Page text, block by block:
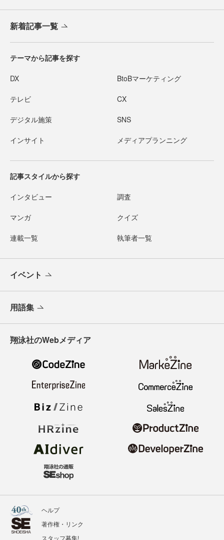
新着記事一覧
テーマから記事を探す
DX BtoBマーケティング
テレビ CX
デジタル施策 SNS
インサイト メディアプランニング
記事スタイルから探す
インタビュー 調査
マンガ クイズ
連載一覧 執筆者一覧
イベント
用語集
翔泳社のWebメディア
ヘルプ
著作権・リンク
スタッフ募集!